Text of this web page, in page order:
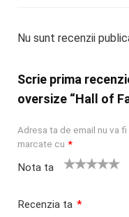
Nu sunt recenzii
Scrie prima
oversize “Hall of
Adresa ta de email nu va
marcate cu *
Nota ta
na
din
stele
stele
stele
Recenzia ta *